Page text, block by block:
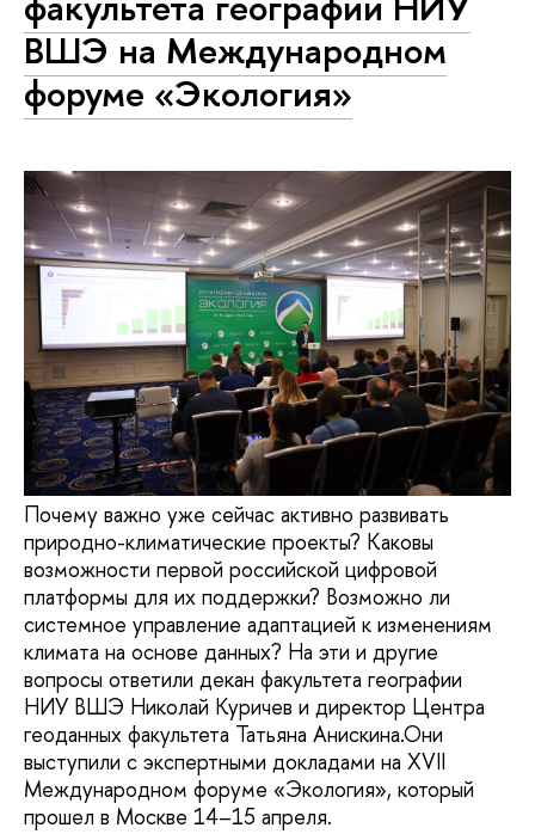
ВШЭ на Международном
форуме «Экология»
Почему важно уже сейчас активно развивать
природно-климатические проекты? Каковы
возможности первой российской цифровой
платформы для их поддержки? Возможно ли
системное управление адаптацией к изменениям
климата на основе данных? На эти и другие
вопросы ответили декан факультета географии
НИУ ВШЭ Николай Куричев и директор Центра
геоданных факультета Татьяна Анискина.Они
выступили с экспертными докладами на XVII
Международном форуме «Экология», который
прошел в Москве 14–15 апреля.